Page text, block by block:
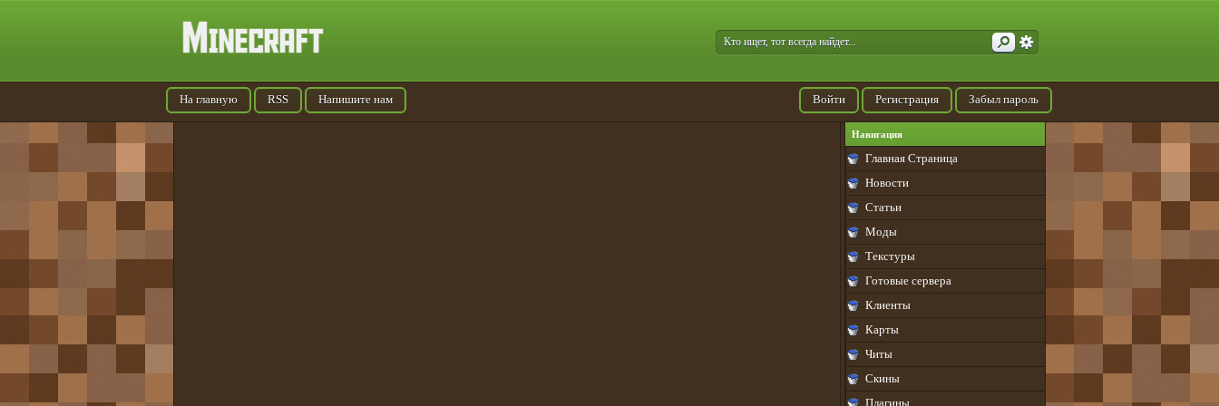
Войти Регистрация Забыл пароль
На главную RSS Напишите нам
Навигация
Главная Страница
Новости
Статьи
Моды
Текстуры
Готовые сервера
Клиенты
Карты
Читы
Скины
Плагины